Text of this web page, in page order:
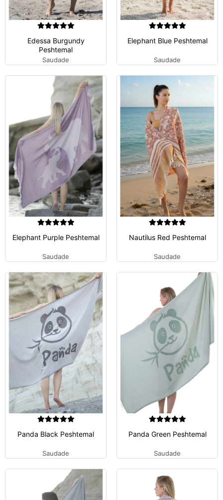
Edessa Burgundy
Peshtemal
Saudade
Elephant Blue Peshtemal
Saudade
Elephant Purple Peshtemal
Saudade
Nautilus Red Peshtemal
Saudade
Panda Black Peshtemal
Saudade
Panda Green Peshtemal
Saudade